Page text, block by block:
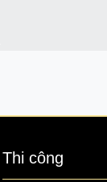
Thi công